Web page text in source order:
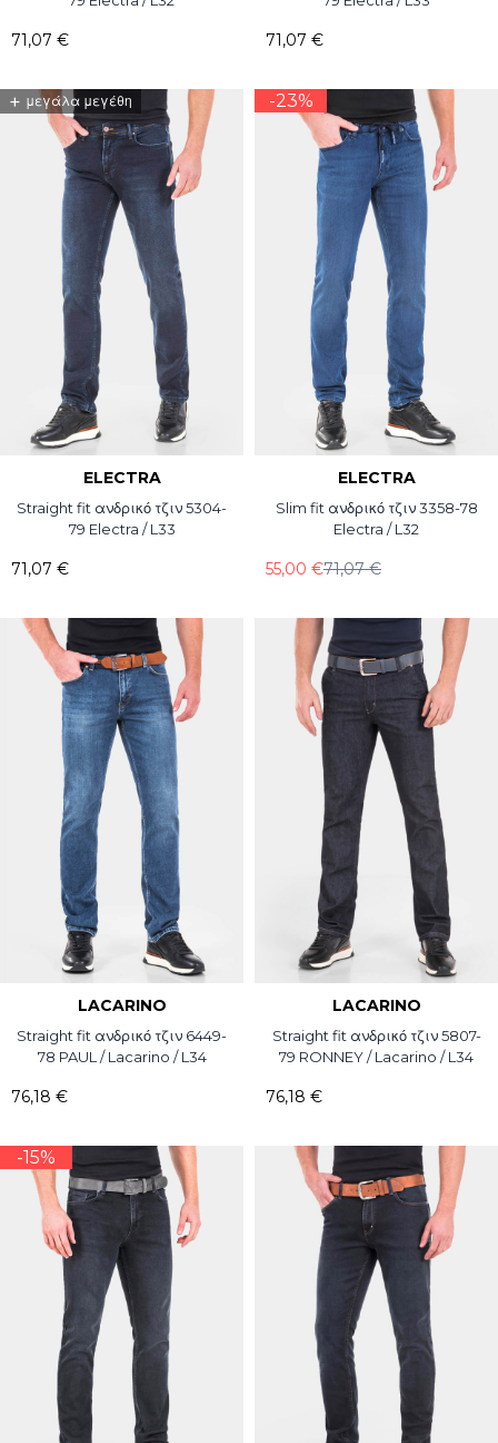
71,07 € 71,07 €
+ μεγάλα μεγέθη
ELECTRA
Straight fit ανδρικό τζιν 5304-
79 Electra / L33
71,07 €
-23%
ELECTRA
Slim fit ανδρικό τζιν 3358-78
Electra / L32
71,07 €
55,00 €
LACARINO
Straight fit ανδρικό τζιν 6449-
78 PAUL / Lacarino / L34
76,18 €
LACARINO
Straight fit ανδρικό τζιν 5807-
79 RONNEY / Lacarino / L34
76,18 €
-15%